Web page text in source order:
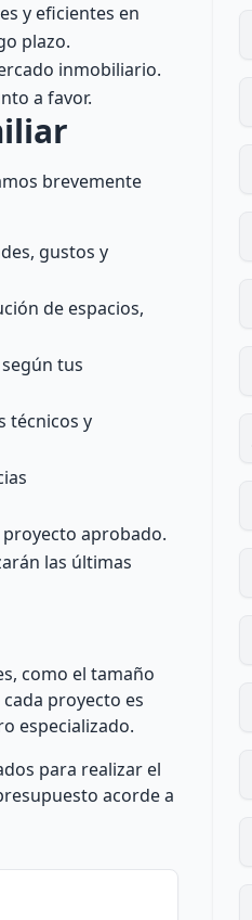
y eficientes en
plazo.
inmobiliario.
a favor.
brevemente
gustos y
de espacios,
tus
técnicos y
aprobado.
las últimas
como el tamaño
proyecto es
especializado.
para realizar el
acorde a